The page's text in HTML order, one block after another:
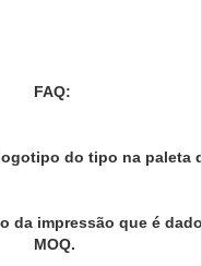
FAQ:
do tipo na paleta
da impressão que é
MOQ.